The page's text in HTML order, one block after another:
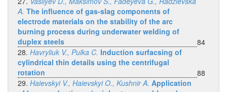
A. The influence of gas-slag components of
electrode materials on the stability of the arc
burning process during underwater welding of
duplex steels
84
28. Havryliuk V., Pulka C. Induction surfacsing of
cylindrical thin details using the centrifugal
rotation
88
29. Haievskyi V., Haievskyi O., Kushnir A. Application